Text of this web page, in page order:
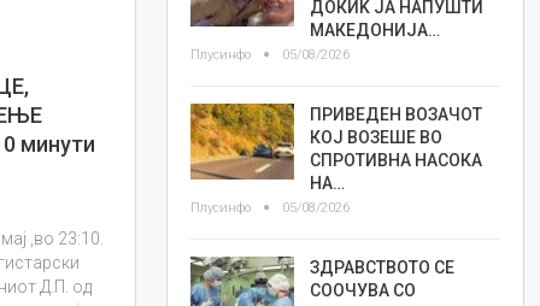
минути
,во 23:10.
Д.П. од
ДОКИЌ ЈА НАПУШТИ
МАКЕДОНИЈА…
Плусинфо 05/08/2026
ПРИВЕДЕН ВОЗАЧОТ
КОЈ ВОЗЕШЕ ВО
СПРОТИВНА НАСОКА
НА…
Плусинфо 05/08/2026
ЗДРАВСТВОТО СЕ
СООЧУВА СО